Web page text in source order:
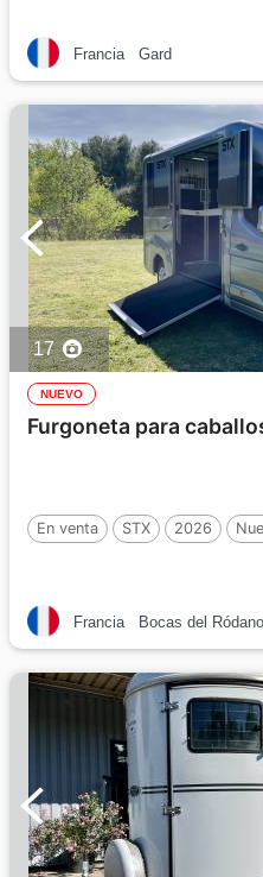
Francia Gard
17
NUEVO
Furgoneta para
En venta STX 2026
Francia Bocas del Ródano